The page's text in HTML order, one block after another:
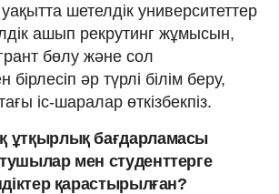
шетелдік университеттер
ашып рекрутинг жұмысын,
бөлу және сол
бірлесіп әр түрлі білім беру,
іс-шаралар өткізбекпіз.
ұтқырлық бағдарламасы
мен студенттерге
қарастырылған?